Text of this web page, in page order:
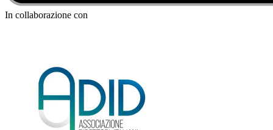
In collaborazione con